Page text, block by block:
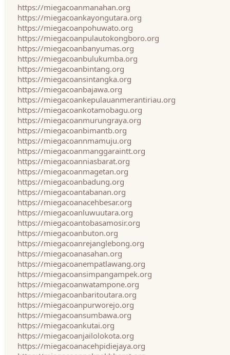
https://miegacoanmanahan.org
https://miegacoankayongutara.org
https://miegacoanpohuwato.org
https://miegacoanpulautokongboro.org
https://miegacoanbanyumas.org
https://miegacoanbulukumba.org
https://miegacoanbintang.org
https://miegacoansintangka.org
https://miegacoanbajawa.org
https://miegacoankepulauanmerantiriau.org
https://miegacoankotamobagu.org
https://miegacoanmurungraya.org
https://miegacoanbimantb.org
https://miegacoannmamuju.org
https://miegacoanmanggaraintt.org
https://miegacoanniasbarat.org
https://miegacoanmagetan.org
https://miegacoanbadung.org
https://miegacoantabanan.org
https://miegacoanacehbesar.org
https://miegacoanluwuutara.org
https://miegacoantobasamosir.org
https://miegacoanbuton.org
https://miegacoanrejanglebong.org
https://miegacoanasahan.org
https://miegacoanempatlawang.org
https://miegacoansimpangampek.org
https://miegacoanwatampone.org
https://miegacoanbaritoutara.org
https://miegacoanpurworejo.org
https://miegacoansumbawa.org
https://miegacoankutai.org
https://miegacoanjailolokota.org
https://miegacoanacehpidiejaya.org